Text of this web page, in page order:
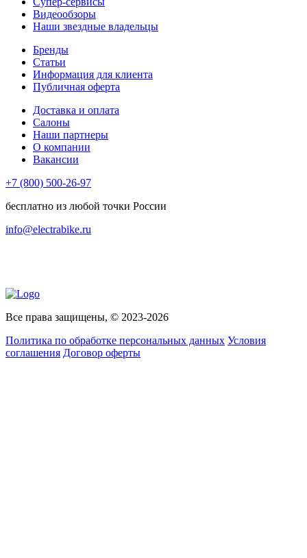
Видеообзоры
Наши звездные владельцы
Бренды
Статьи
Информация для клиента
Публичная оферта
Доставка и оплата
Салоны
Наши партнеры
О компании
Вакансии
+7 (800) 500-26-97
бесплатно из любой точки России
info@electrabike.ru
Все права защищены, © 2023-2026
Политика по обработке персональных данных Условия
соглашения Договор оферты